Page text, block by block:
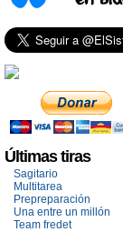
Últimas tiras
Sagitario
Multitarea
Prepreparación
Una entre un millón
Team fredet